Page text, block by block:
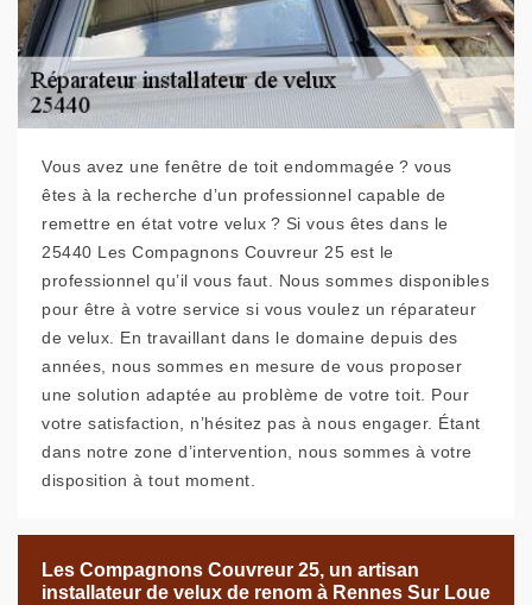
Vous avez une fenêtre de toit endommagée ? vous
êtes à la recherche d’un professionnel capable de
remettre en état votre velux ? Si vous êtes dans le
25440 Les Compagnons Couvreur 25 est le
professionnel qu’il vous faut. Nous sommes disponibles
pour être à votre service si vous voulez un réparateur
de velux. En travaillant dans le domaine depuis des
années, nous sommes en mesure de vous proposer
une solution adaptée au problème de votre toit. Pour
votre satisfaction, n’hésitez pas à nous engager. Étant
dans notre zone d’intervention, nous sommes à votre
disposition à tout moment.
Les Compagnons Couvreur 25, un artisan
installateur de velux de renom à Rennes Sur Loue